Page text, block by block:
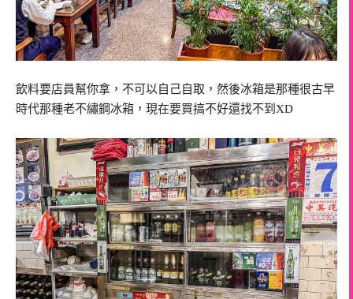
飲料要店員幫你拿，不可以自己自取，然後冰箱是那種很古早
時代那種老不繡鋼冰箱，現在要買搞不好還找不到XD